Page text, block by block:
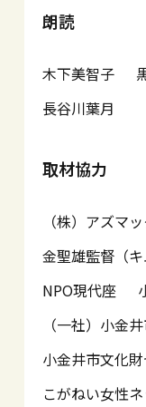
朗読
木下美智子
長谷川葉月
取材協力
（株）アズマ
金聖雄監督（キ
NPO現代座
（一社）小金
小金井市文化
こがねい女性